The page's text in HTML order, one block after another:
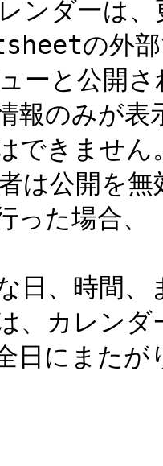
ンダーは、
の外部
ーと公開
報のみが
できません
は公開を無
った場合
日、時間、
、カレン